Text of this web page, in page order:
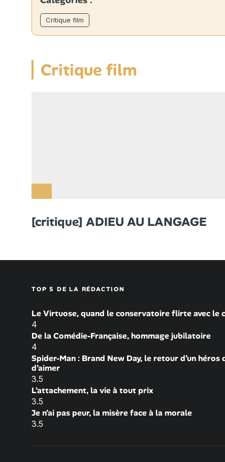
Critique film
Critique film
[critique] ADIEU AU LANGAGE
TOP 5 DE LA RÉDACTION
Le Virtuose, quand le conservatoire flirte avec le
4
De la Comédie-Française, hommage jubilatoire
4
Spider-Man : Brand New Day, le retour d’un héros
d’aimer
3.5
L’attachement, la vie à tout prix
3.5
Je n’ai pas peur, la misère face à la morale
3.5